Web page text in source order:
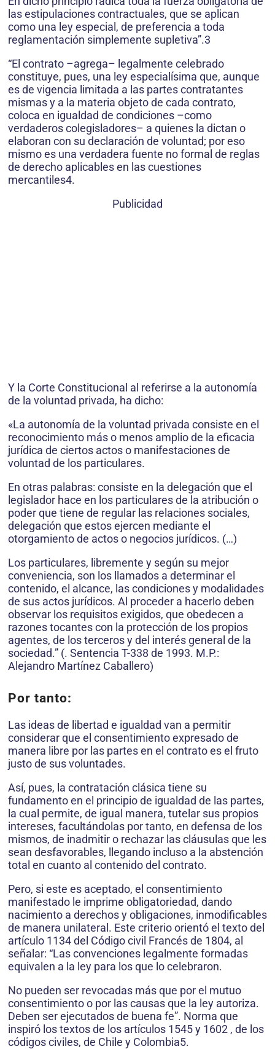
las estipulaciones contractuales, que se aplican
como una ley especial, de preferencia a toda
reglamentación simplemente supletiva”.3
“El contrato –agrega– legalmente celebrado
constituye, pues, una ley especialísima que, aunque
es de vigencia limitada a las partes contratantes
mismas y a la materia objeto de cada contrato,
coloca en igualdad de condiciones –como
verdaderos colegisladores– a quienes la dictan o
elaboran con su declaración de voluntad; por eso
mismo es una verdadera fuente no formal de reglas
de derecho aplicables en las cuestiones
mercantiles4.
Publicidad
Y la Corte Constitucional al referirse a la autonomía
de la voluntad privada, ha dicho:
«La autonomía de la voluntad privada consiste en el
reconocimiento más o menos amplio de la eficacia
jurídica de ciertos actos o manifestaciones de
voluntad de los particulares.
En otras palabras: consiste en la delegación que el
legislador hace en los particulares de la atribución o
poder que tiene de regular las relaciones sociales,
delegación que estos ejercen mediante el
otorgamiento de actos o negocios jurídicos. (…)
Los particulares, libremente y según su mejor
conveniencia, son los llamados a determinar el
contenido, el alcance, las condiciones y modalidades
de sus actos jurídicos. Al proceder a hacerlo deben
observar los requisitos exigidos, que obedecen a
razones tocantes con la protección de los propios
agentes, de los terceros y del interés general de la
sociedad.” (. Sentencia T-338 de 1993. M.P.:
Alejandro Martínez Caballero)
Por tanto:
Las ideas de libertad e igualdad van a permitir
considerar que el consentimiento expresado de
manera libre por las partes en el contrato es el fruto
justo de sus voluntades.
Así, pues, la contratación clásica tiene su
fundamento en el principio de igualdad de las partes,
la cual permite, de igual manera, tutelar sus propios
intereses, facultándolas por tanto, en defensa de los
mismos, de inadmitir o rechazar las cláusulas que les
sean desfavorables, llegando incluso a la abstención
total en cuanto al contenido del contrato.
Pero, si este es aceptado, el consentimiento
manifestado le imprime obligatoriedad, dando
nacimiento a derechos y obligaciones, inmodificables
de manera unilateral. Este criterio orientó el texto del
artículo 1134 del Código civil Francés de 1804, al
señalar: “Las convenciones legalmente formadas
equivalen a la ley para los que lo celebraron.
No pueden ser revocadas más que por el mutuo
consentimiento o por las causas que la ley autoriza.
Deben ser ejecutados de buena fe”. Norma que
inspiró los textos de los artículos 1545 y 1602 , de los
códigos civiles, de Chile y Colombia5.